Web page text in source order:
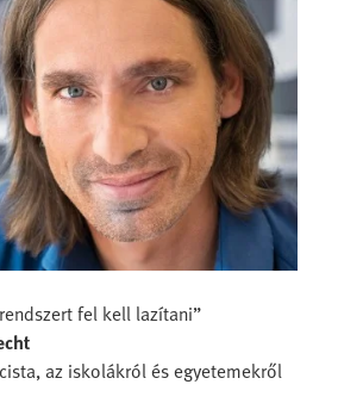
fel kell lazítani”
az iskolákról és egyetemekről